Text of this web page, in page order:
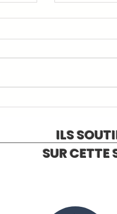
1ère
ILS
SUR